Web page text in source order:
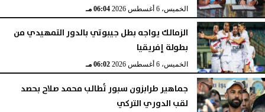
الخميس، 6 أغسطس 2026 06:04 مـ
الزمالك يواجه بطل جيبوتي بالدور التمهيدي من
بطولة إفريقيا
الخميس، 6 أغسطس 2026 06:02 مـ
جماهير طرابزون سبور تُطالب محمد صلاح بحصد
لقب الدوري التركي